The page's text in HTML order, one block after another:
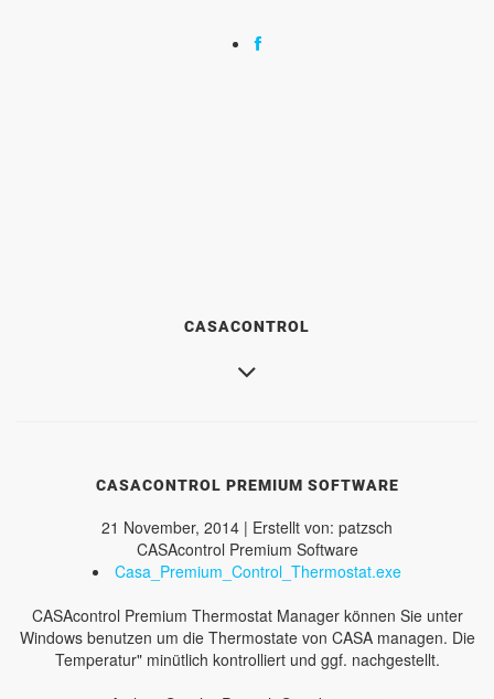
CASACONTROL
CASACONTROL PREMIUM SOFTWARE
21 November, 2014 | Erstellt von: patzsch
CASAcontrol Premium Software
Casa_Premium_Control_Thermostat.exe
CASAcontrol Premium Thermostat Manager können Sie unter
Windows benutzen um die Thermostate von CASA managen. Die
Temperatur" minütlich kontrolliert und ggf. nachgestellt.